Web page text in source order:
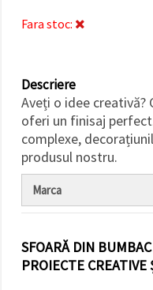
pe butonul
"Salvați"
toate!
Setări
Fara stoc:
Descriere
Aveți o idee creativă?
oferi un finisaj
complexe,
produsul nostru.
Marca
SFOARĂ DIN
PROIECTE